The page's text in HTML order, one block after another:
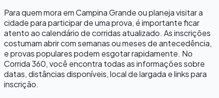
Para quem mora emCampina Grandeou planeja visitar a
cidade para participar de uma prova, é importante ficar
atento ao calendário de corridas atualizado. As inscrições
costumam abrir com semanas ou meses de antecedência,
e provas populares podem esgotar rapidamente. No
Corrida 360, você encontra todas as informações sobre
datas, distâncias disponíveis, local de largada e links para
inscrição.